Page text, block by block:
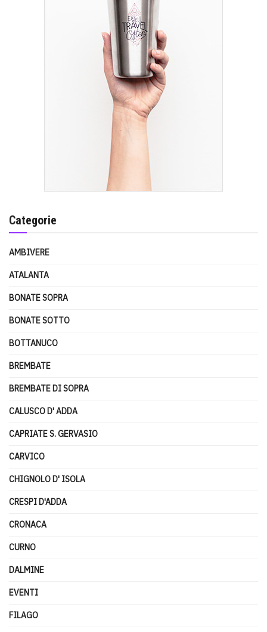
Categorie
AMBIVERE
ATALANTA
BONATE SOPRA
BONATE SOTTO
BOTTANUCO
BREMBATE
BREMBATE DI SOPRA
CALUSCO D' ADDA
CAPRIATE S. GERVASIO
CARVICO
CHIGNOLO D' ISOLA
CRESPI D'ADDA
CRONACA
CURNO
DALMINE
EVENTI
FILAGO